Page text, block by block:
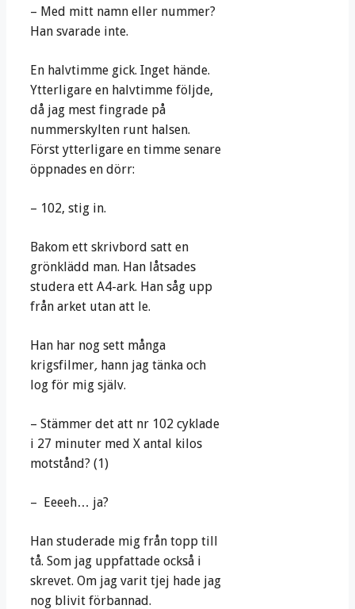
– Med mitt namn eller nummer?
Han svarade inte.
En halvtimme gick. Inget hände.
Ytterligare en halvtimme följde,
då jag mest fingrade på
nummerskylten runt halsen.
Först ytterligare en timme senare
öppnades en dörr:
– 102, stig in.
Bakom ett skrivbord satt en
grönklädd man. Han låtsades
studera ett A4-ark. Han såg upp
från arket utan att le.
Han har nog sett många
krigsfilmer, hann jag tänka och
log för mig själv.
– Stämmer det att nr 102 cyklade
i 27 minuter med X antal kilos
motstånd? (1)
– Eeeeh… ja?
Han studerade mig från topp till
tå. Som jag uppfattade också i
skrevet. Om jag varit tjej hade jag
nog blivit förbannad.